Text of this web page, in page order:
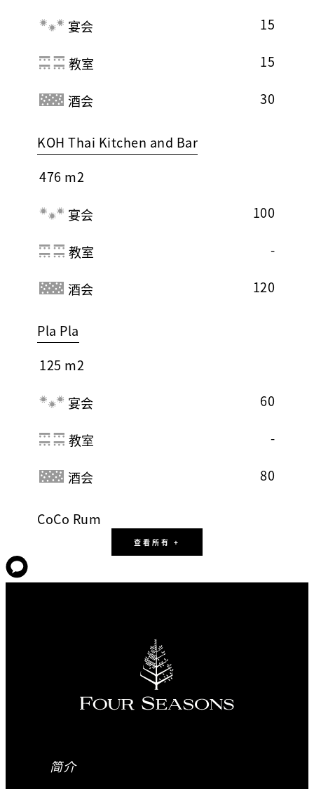
宴会
15
教室 15
酒会 30
KOH Thai Kitchen and Bar
476 m2
宴会
100
教室 -
酒会 120
Pla Pla
125 m2
宴会
60
教室 -
酒会 80
CoCo Rum
查看所有 +
简介